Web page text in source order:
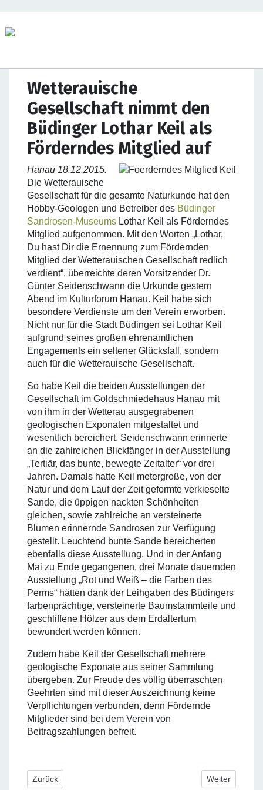
Wetterauische
Gesellschaft nimmt den
Büdinger Lothar Keil als
Förderndes Mitglied auf
Hanau 18.12.2015.
Die Wetterauische
Gesellschaft für die gesamte Naturkunde hat den
Hobby-Geologen und Betreiber des Büdinger
Sandrosen-Museums Lothar Keil als Förderndes
Mitglied aufgenommen. Mit den Worten „Lothar,
Du hast Dir die Ernennung zum Fördernden
Mitglied der Wetterauischen Gesellschaft redlich
verdient“, überreichte deren Vorsitzender Dr.
Günter Seidenschwann die Urkunde gestern
Abend im Kulturforum Hanau. Keil habe sich
besondere Verdienste um den Verein erworben.
Nicht nur für die Stadt Büdingen sei Lothar Keil
aufgrund seines großen ehrenamtlichen
Engagements ein seltener Glücksfall, sondern
auch für die Wetterauische Gesellschaft.
So habe Keil die beiden Ausstellungen der
Gesellschaft im Goldschmiedehaus Hanau mit
von ihm in der Wetterau ausgegrabenen
geologischen Exponaten mitgestaltet und
wesentlich bereichert. Seidenschwann erinnerte
an die zahlreichen Blickfänger in der Ausstellung
„Tertiär, das bunte, bewegte Zeitalter“ vor drei
Jahren. Damals hatte Keil metergroße, von der
Natur und dem Lauf der Zeit geformte verkieselte
Sande, die üppigen nackten Schönheiten
gleichen, sowie zahlreiche an versteinerte
Blumen erinnernde Sandrosen zur Verfügung
gestellt. Leuchtend bunte Sande bereicherten
ebenfalls diese Ausstellung. Und in der Anfang
Mai zu Ende gegangenen, drei Monate dauernden
Ausstellung „Rot und Weiß – die Farben des
Perms“ hätten dank der Leihgaben des Büdingers
farbenprächtige, versteinerte Baumstammteile und
geschliffene Hölzer aus dem Erdaltertum
bewundert werden können.
Zudem habe Keil der Gesellschaft mehrere
geologische Exponate aus seiner Sammlung
übergeben. Zur Freude des völlig überraschten
Geehrten sind mit dieser Auszeichnung keine
Verpflichtungen verbunden, denn Fördernde
Mitglieder sind bei dem Verein von
Beitragszahlungen befreit.
Vorheriger Beitrag: Jahresprogramm 2016 liegt vor
Zurück Nächster
Weiter